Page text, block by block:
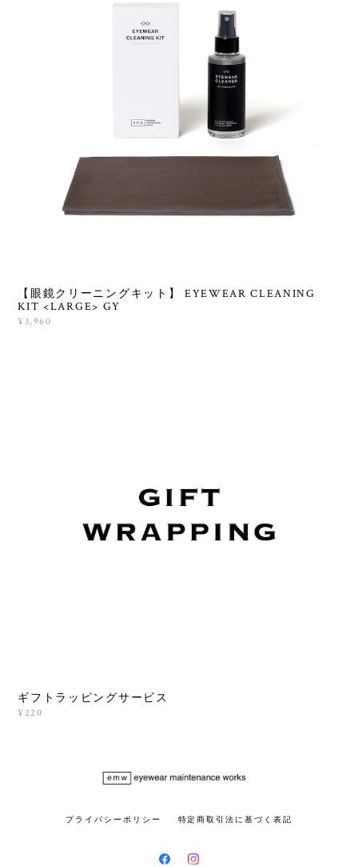
【眼鏡クリーニングキット】 EYEWEAR CLEANING
KIT <LARGE> GY
¥3,960
ギフトラッピングサービス
¥220
プライバシーポリシー 特定商取引法に基づく表記